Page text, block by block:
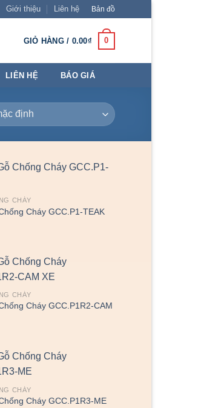
Giới thiệu Liên hệ Bản đồ
GIỎ HÀNG / 0.00₫ 0
LIÊN HỆ BÁO GIÁ
CHÁY
Cháy GCC.P1-TEAK
CHÁY
Cháy GCC.P1R2-CAM
CHÁY
Cháy GCC.P1R3-ME